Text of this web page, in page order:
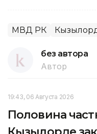
МВД РК
без автора
Автор
19:43, 06 Августа 2026
Половина